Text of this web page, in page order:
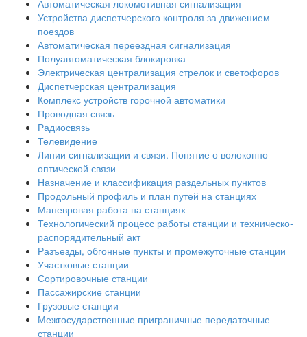
Автоматическая локомотивная сигнализация
Устройства диспетчерского контроля за движением
поездов
Автоматическая переездная сигнализация
Полуавтоматическая блокировка
Электрическая централизация стрелок и светофоров
Диспетчерская централизация
Комплекс устройств горочной автоматики
Проводная связь
Радиосвязь
Телевидение
Линии сигнализации и связи. Понятие о волоконно-
оптической связи
Назначение и классификация раздельных пунктов
Продольный профиль и план путей на станциях
Маневровая работа на станциях
Технологический процесс работы станции и техническо-
распорядительный акт
Разъезды, обгонные пункты и промежуточные станции
Участковые станции
Сортировочные станции
Пассажирские станции
Грузовые станции
Межгосударственные приграничные передаточные
станции